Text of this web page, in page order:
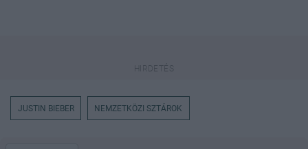
JUSTIN BIEBER NEMZETKÖZI SZTÁROK